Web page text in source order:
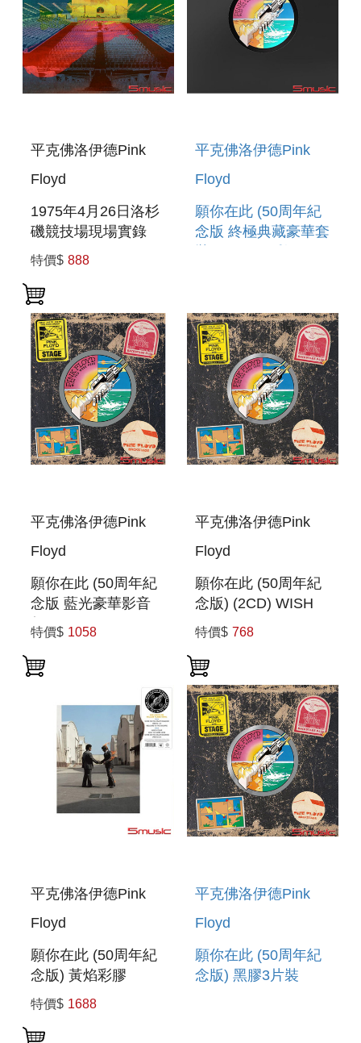
平克佛洛伊德Pink
Floyd
1975年4月26日洛杉
磯競技場現場實錄
(2CD) IVE FROM
SPORTS ARENA,
APRIL 26TH, 1975
(2CD
特價$ 888
平克佛洛伊德Pink
Floyd
願你在此 (50周年紀
念版 終極典藏豪華套
(50TH
ANNIVERSARY
DELUXE BOXSET)
平克佛洛伊德Pink
Floyd
願你在此 (50周年紀
念版 藍光豪華影音
盤) WISH YOU
WERE HERE (50TH
ANNIVERSARY
特價$ 1058
平克佛洛伊德Pink
Floyd
願你在此 (50周年紀
念版) (2CD) WISH
YOU WERE HERE
(50TH
ANNIVERSARY)
(2CD)
特價$ 768
平克佛洛伊德Pink
Floyd
願你在此 (50周年紀
念版) 黃焰彩膠
WISH YOU WERE
HERE (50TH
ANNIVERSARY)
特價$ 1688
平克佛洛伊德Pink
Floyd
願你在此 (50周年紀
念版) 黑膠3片裝